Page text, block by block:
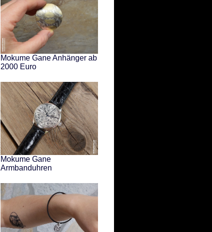
Mokume Gane Anhänger ab
2000 Euro
Mokume Gane
Armbanduhren